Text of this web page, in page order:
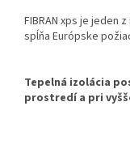
FIBRAN xps je jeden
spĺňa Európske
Tepelná izolácia
prostredí a pri